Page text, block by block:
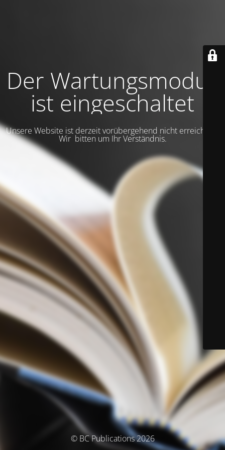
Der Wartungsmodus
ist eingeschaltet
Unsere Website ist derzeit vorübergehend nicht erreichbar.
Wir bitten um Ihr Verständnis.
© BC Publications 2026